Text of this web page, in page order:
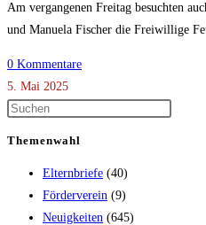
Am vergangenen Freitag besuchten
und Manuela Fischer die Freiwillige
0 Kommentare
5. Mai 2025
Themenwahl
Elternbriefe (40)
Förderverein (9)
Neuigkeiten (645)